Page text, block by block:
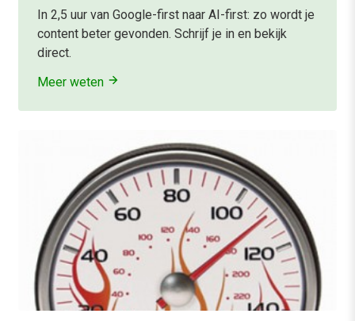
In 2,5 uur van Google-first naar AI-first: zo wordt je
content beter gevonden. Schrijf je in en bekijk
direct.
Meer weten